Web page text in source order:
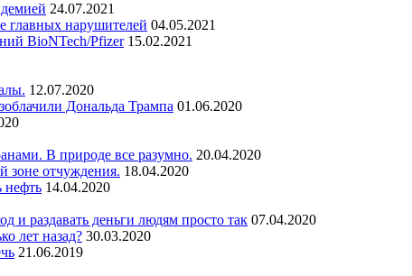
24.07.2021
главных нарушителей 04.05.2021
BioNTech/Pfizer 15.02.2021
12.07.2020
Дональда Трампа 01.06.2020
В природе все разумно. 20.04.2020
зоне отчуждения. 18.04.2020
нефть 14.04.2020
и раздавать деньги людям просто так 07.04.2020
лет назад? 30.03.2020
21.06.2019